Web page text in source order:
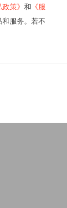
政策》 和 《服
和服务。若不